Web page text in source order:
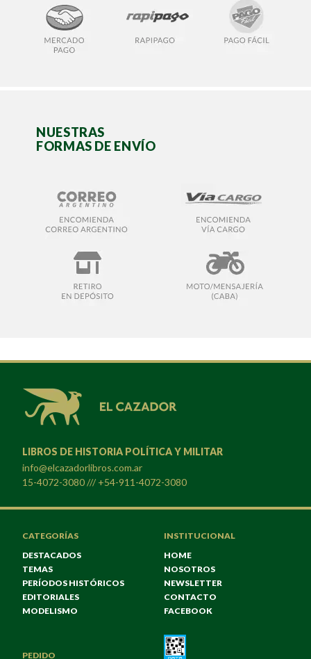
NUESTRAS
FORMAS DE ENVÍO
LIBROS DE HISTORIA POLÍTICA Y MILITAR
info@elcazadorlibros.com.ar
15-4072-3080 /// +54-911-4072-3080
CATEGORÍAS
DESTACADOS
TEMAS
PERÍODOS HISTÓRICOS
EDITORIALES
MODELISMO
INSTITUCIONAL
HOME
NOSOTROS
NEWSLETTER
CONTACTO
FACEBOOK
PEDIDO